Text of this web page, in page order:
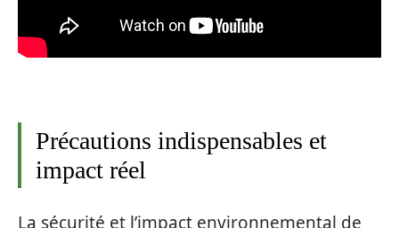
Précautions indispensables et
impact réel
La sécurité et l’impact environnemental de